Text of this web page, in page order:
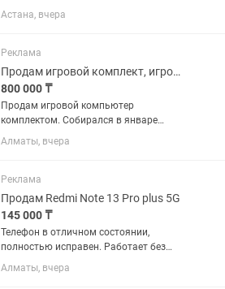
90гц и сети 5G В наличии еще есть
iPhone 6 64gb 84 АКБ (ориг) 20 тыс
телефоны без трещины...
Астана, вчера
Реклама
Продам игровой комплект, игровой компьютер, монитор и периферия
800 000 ₸
Продам игровой компьютер
комплектом. Собирался в январе
2026г. Отличный подарок как для себя
так и для родных, так же подойдет для
Алматы, вчера
Реклама
Продам Redmi Note 13 Pro plus 5G
145 000 ₸
Телефон в отличном состоянии,
полностью исправен. Работает без
нареканий, не зависает, все функции
исправны. Отлично подойдет как для
Алматы, вчера